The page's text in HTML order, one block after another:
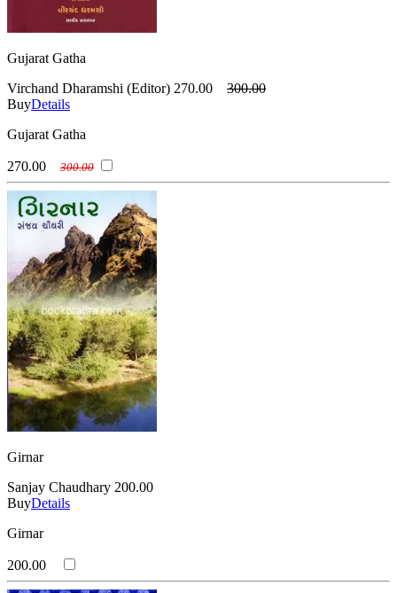
Gujarat Gatha
Virchand Dharamshi (Editor) 270.00
300.00
BuyDetails
Gujarat Gatha
270.00 300.00
Girnar
Sanjay Chaudhary 200.00
BuyDetails
Girnar
200.00